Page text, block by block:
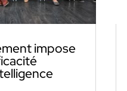
impose